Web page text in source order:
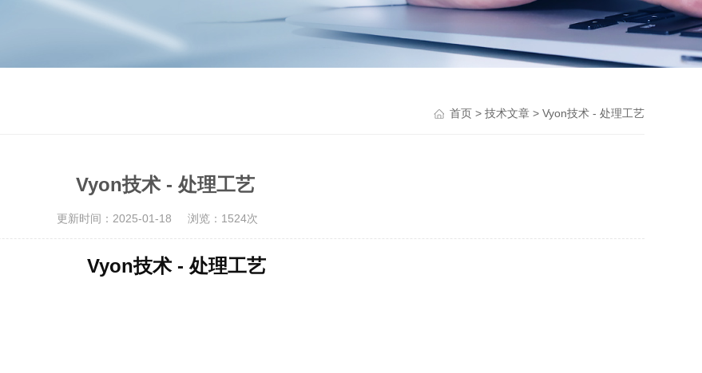
首页 > 技术文章 > Vyon技术 - 处理工艺
Vyon技术 - 处理工艺
更新时间：2025-01-18 浏览：1524次
Vyon技术 - 处理工艺